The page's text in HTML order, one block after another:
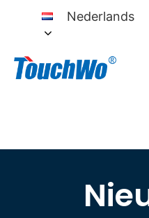
Nederlands